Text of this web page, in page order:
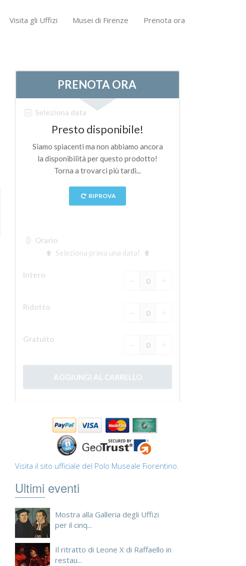
Visita gli Uffizi Musei di Firenze Prenota ora
Visita il sito ufficiale del Polo Museale Fiorentino.
Ultimi eventi
Mostra alla Galleria degli Uffizi
per il cinq...
Il ritratto di Leone X di Raffaello in
restau...